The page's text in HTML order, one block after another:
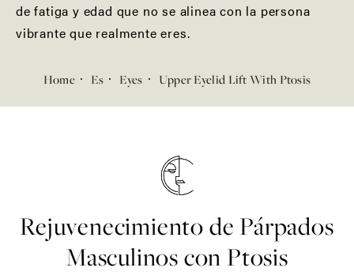
de fatiga y edad que no se alinea con la persona
vibrante que realmente eres.
Home Es Eyes Upper Eyelid Lift With Ptosis
Rejuvenecimiento de Párpados
Masculinos con Ptosis